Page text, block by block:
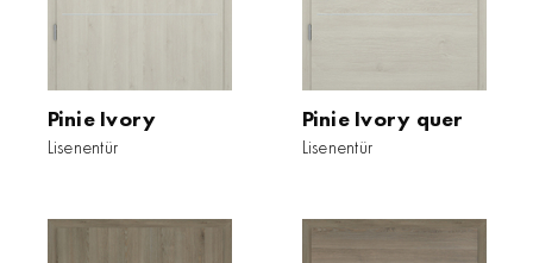
Pinie Ivory
Lisenentür
Pinie Ivory quer
Lisenentür